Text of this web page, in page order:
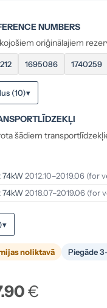
NUMBERS
oriģinālajiem
1695086 1740259
(10)▾
šādiem
74kW2012.10–2019.06 (for
74kW2018.07–2019.06 (for
▾
noliktavā Piegāde
€